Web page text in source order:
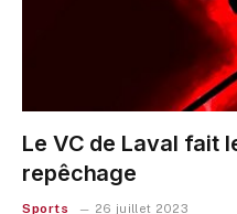
Le VC de Laval fait
repêchage
Sports 26 juillet 2023